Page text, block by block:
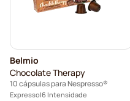
Belmio
Chocolate Therapy
10 cápsulas para Nespresso®
Expresso 6 Intensidade